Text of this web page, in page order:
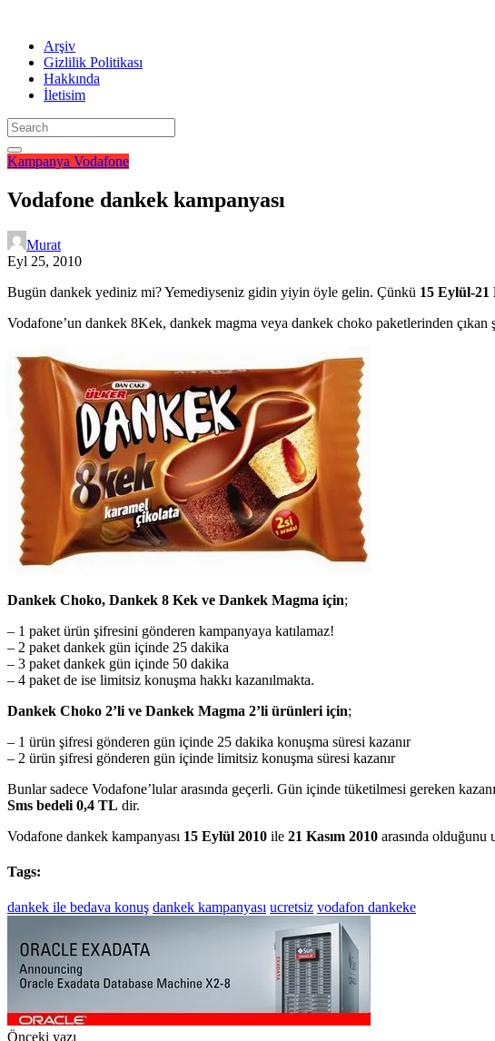
Arşiv
Gizlilik Politikası
Hakkında
İletisim
Kampanya Vodafone
Vodafone dankek kampanyası
Murat
Eyl 25, 2010
Bugün dankek yediniz mi? Yemediyseniz gidin yiyin öyle gelin. Çünkü 15 Eylül-21
Vodafone’un dankek 8Kek, dankek magma veya dankek choko paketlerinden çıkan
Dankek Choko, Dankek 8 Kek ve Dankek Magma için;
– 1 paket ürün şifresini gönderen kampanyaya katılamaz!
– 2 paket dankek gün içinde 25 dakika
– 3 paket dankek gün içinde 50 dakika
– 4 paket de ise limitsiz konuşma hakkı kazanılmakta.
Dankek Choko 2’li ve Dankek Magma 2’li ürünleri için;
– 1 ürün şifresi gönderen gün içinde 25 dakika konuşma süresi kazanır
– 2 ürün şifresi gönderen gün içinde limitsiz konuşma süresi kazanır
Bunlar sadece Vodafone’lular arasında geçerli. Gün içinde tüketilmesi gereken
Sms bedeli 0,4 TL dir.
Vodafone dankek kampanyası 15 Eylül 2010 ile 21 Kasım 2010 arasında olduğunu
Tags:
dankek ile bedava konuş dankek kampanyası ucretsiz vodafon dankeke
Önceki yazı